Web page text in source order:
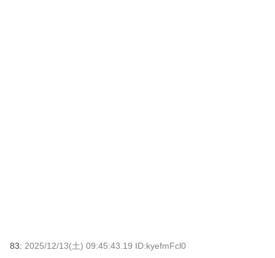
83: 2025/12/13(土) 09:45:43.19 ID:kyefmFcl0